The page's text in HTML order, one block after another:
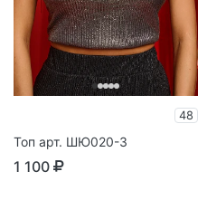
48
Топ арт. ШЮ020-3
1 100